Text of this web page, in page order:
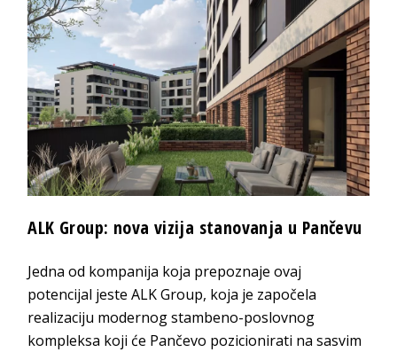
ALK Group: nova vizija stanovanja u Pančevu
Jedna od kompanija koja prepoznaje ovaj
potencijal jesteALK Group, koja je započela
realizaciju modernog stambeno-poslovnog
kompleksa koji će Pančevo pozicionirati na sasvim